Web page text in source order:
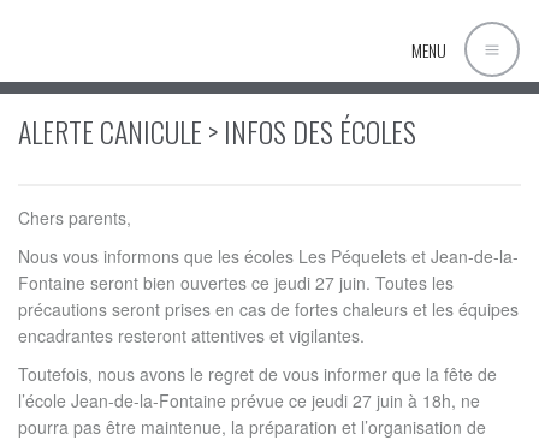
MENU
ALERTE CANICULE > INFOS DES ÉCOLES
Chers parents,
Nous vous informons que les écoles Les Péquelets et Jean-de-la-
Fontaine seront bien ouvertes ce jeudi 27 juin. Toutes les
précautions seront prises en cas de fortes chaleurs et les équipes
encadrantes resteront attentives et vigilantes.
Toutefois, nous avons le regret de vous informer que la fête de
l’école Jean-de-la-Fontaine prévue ce jeudi 27 juin à 18h, ne
pourra pas être maintenue, la préparation et l’organisation de